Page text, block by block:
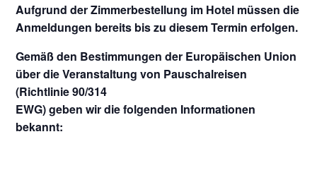
Aufgrund der Zimmerbestellung im Hotel müssen die
Anmeldungen bereits bis zu diesem Termin erfolgen.
Gemäß den Bestimmungen der Europäischen Union
über die Veranstaltung von Pauschalreisen
(Richtlinie 90/314
EWG) geben wir die folgenden Informationen
bekannt: